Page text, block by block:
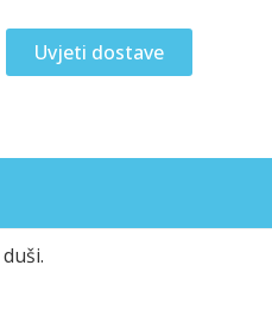
Uvjeti dostave